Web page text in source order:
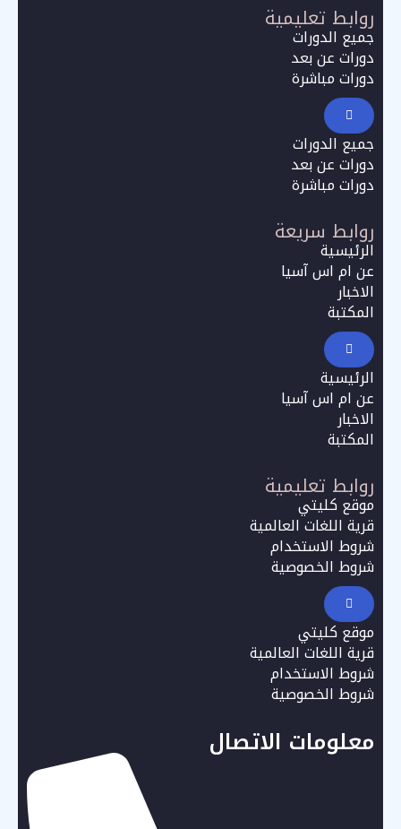
روابط تعليمية
جميع الدورات
دورات عن بعد
دورات مباشرة
جميع الدورات
دورات عن بعد
دورات مباشرة
روابط سريعة
الرئيسية
عن ام اس آسيا
الاخبار
المكتبة
الرئيسية
عن ام اس آسيا
الاخبار
المكتبة
روابط تعليمية
موقع كليتي
قرية اللغات العالمية
شروط الاستخدام
شروط الخصوصية
موقع كليتي
قرية اللغات العالمية
شروط الاستخدام
شروط الخصوصية
معلومات الاتصال